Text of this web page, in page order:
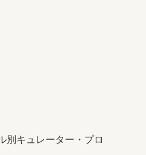
別キュレーター・プロ